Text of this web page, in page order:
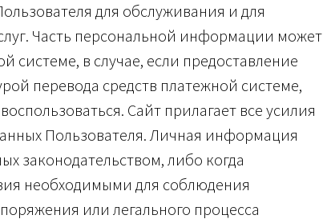
для обслуживания и для
Часть персональной информации может
системе, в случае, если предоставление
перевода средств платежной системе,
Сайт прилагает все усилия
Пользователя. Личная информация
законодательством, либо когда
необходимыми для соблюдения
или легального процесса